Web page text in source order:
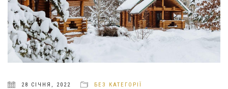
28 СІЧНЯ, 2022 БЕЗ КАТЕГОРІЇ